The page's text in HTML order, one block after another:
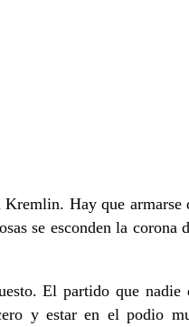
Kremlin. Hay que armarse
se esconden la
El partido que
y estar en el podio